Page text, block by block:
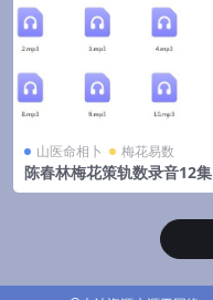
山医命相卜 梅花易数
陈春林梅花策轨数录音12集
度云下载！